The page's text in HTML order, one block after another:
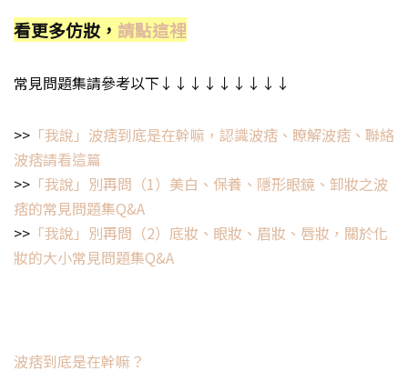
看更多仿妝， 請點這裡
常見問題集請參考以下↓↓↓↓↓↓↓↓↓
>> 「我說」波痞到底是在幹嘛，認識波痞、瞭解波痞、聯絡
波痞請看這篇
>> 「我說」別再問（1）美白、保養、隱形眼鏡、卸妝之波
痞的常見問題集Q&A
>> 「我說」別再問（2）底妝、眼妝、眉妝、唇妝，關於化
妝的大小常見問題集Q&A
波痞到底是在幹嘛？